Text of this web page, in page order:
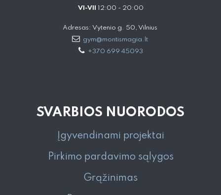
VI-VII 12:00 - 20:00
Adresas: Vytenio g. 50, Vilnius
gym@montismagia.lt
+370 699 45093
SVARBIOS NUORODOS
Įgyvendinami projektai
Pirkimo pardavimo sąlygos
Grąžinimas